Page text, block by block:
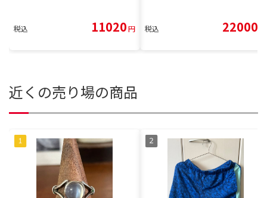
税込 11020円 税込 22000
近くの売り場の商品